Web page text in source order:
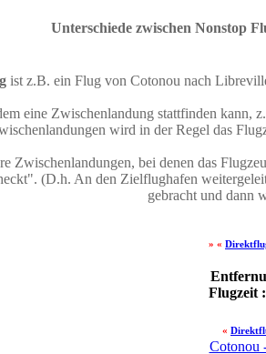
Unterschiede zwischen Nonstop
ist z.B. ein Flug von Cotonou nach
eine Zwischenlandung stattfinden kann,
wird in der Regel das
Zwischenlandungen, bei denen das
(D.h. An den Zielflughafen
gebracht und dann
» «
Flugzeit
«
Cotonou